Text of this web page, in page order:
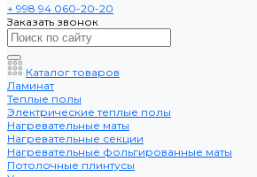
+ 998 94 060-20-20
Заказать звонок
Каталог товаров
Ламинат
Теплые полы
Электрические теплые полы
Нагревательные маты
Нагревательные секции
Нагревательные фольгированные маты
Потолочные плинтусы